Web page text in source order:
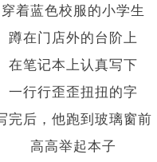
穿着蓝色校服的小学生
蹲在门店外的台阶上
在笔记本上认真写下
一行行歪歪扭扭的字
完后，他跑到玻璃窗前
高高举起本子